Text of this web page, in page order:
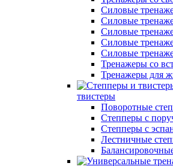
Силовые
Силовые
Силовые
Силовые
Силовые
Тренажеры со
Тренажеры для
твистеры
Поворотные
Степперы с
Степперы с
Лестничные